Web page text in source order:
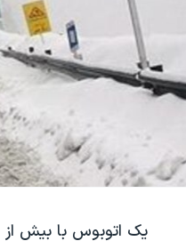
یک اتوبوس با بیش از ۴۰ مسافر روز سه شنبه به دره زیار باغ در جاده هراز سقوط کرد.